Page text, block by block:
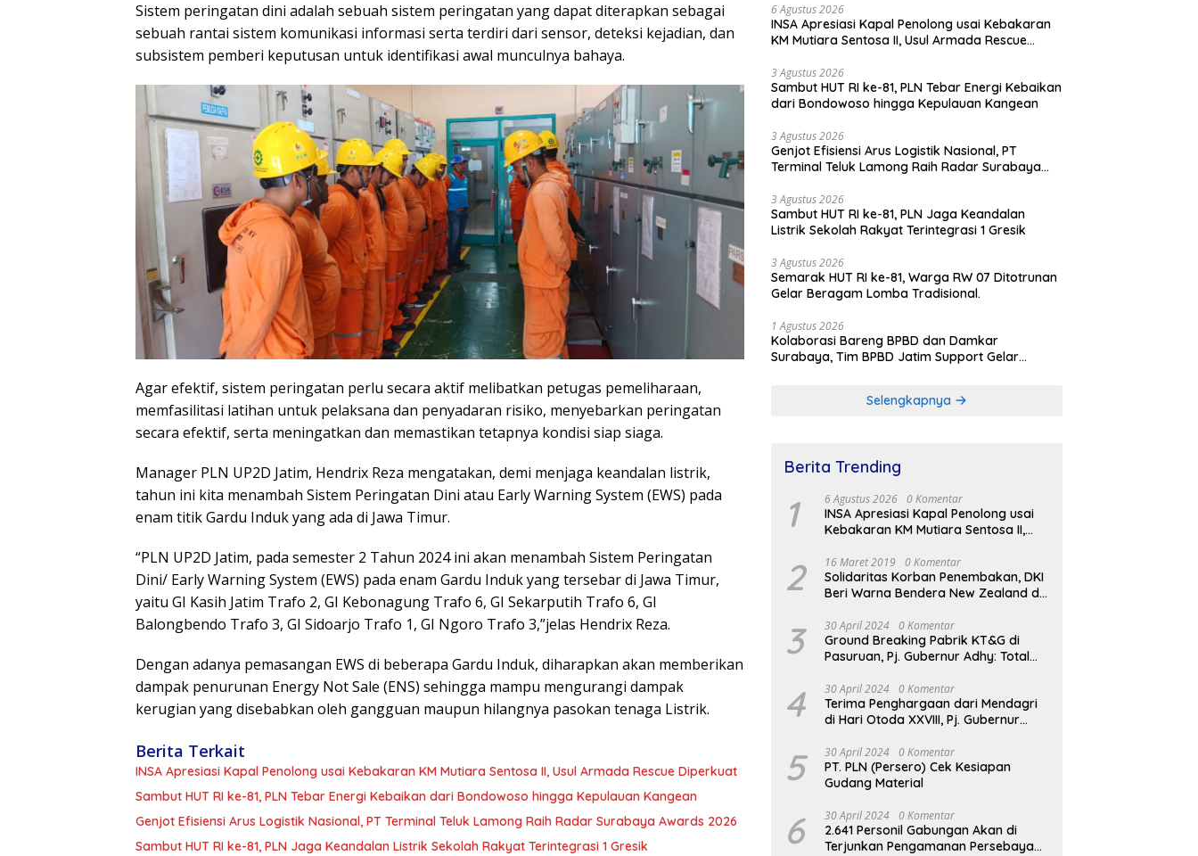
Sistem peringatan dini adalah sebuah sistem peringatan yang dapat diterapkan sebagai
sebuah rantai sistem komunikasi informasi serta terdiri dari sensor, deteksi kejadian, dan
subsistem pemberi keputusan untuk identifikasi awal munculnya bahaya.
Agar efektif, sistem peringatan perlu secara aktif melibatkan petugas pemeliharaan,
memfasilitasi latihan untuk pelaksana dan penyadaran risiko, menyebarkan peringatan
secara efektif, serta meningatkan dan memastikan tetapnya kondisi siap siaga.
Manager PLN UP2D Jatim, Hendrix Reza mengatakan, demi menjaga keandalan listrik,
tahun ini kita menambah Sistem Peringatan Dini atau Early Warning System (EWS) pada
enam titik Gardu Induk yang ada di Jawa Timur.
“PLN UP2D Jatim, pada semester 2 Tahun 2024 ini akan menambah Sistem Peringatan
Dini/ Early Warning System (EWS) pada enam Gardu Induk yang tersebar di Jawa Timur,
yaitu GI Kasih Jatim Trafo 2, GI Kebonagung Trafo 6, GI Sekarputih Trafo 6, GI
Balongbendo Trafo 3, GI Sidoarjo Trafo 1, GI Ngoro Trafo 3,”jelas Hendrix Reza.
Dengan adanya pemasangan EWS di beberapa Gardu Induk, diharapkan akan memberikan
dampak penurunan Energy Not Sale (ENS) sehingga mampu mengurangi dampak
kerugian yang disebabkan oleh gangguan maupun hilangnya pasokan tenaga Listrik.
Berita Terkait
INSA Apresiasi Kapal Penolong usai Kebakaran KM Mutiara Sentosa II, Usul Armada Rescue Diperkuat
Sambut HUT RI ke-81, PLN Tebar Energi Kebaikan dari Bondowoso hingga Kepulauan Kangean
Genjot Efisiensi Arus Logistik Nasional, PT Terminal Teluk Lamong Raih Radar Surabaya Awards 2026
Sambut HUT RI ke-81, PLN Jaga Keandalan Listrik Sekolah Rakyat Terintegrasi 1 Gresik
6 Agustus 2026
INSA Apresiasi Kapal Penolong usai Kebakaran
KM Mutiara Sentosa II, Usul Armada Rescue
3 Agustus 2026
Sambut HUT RI ke-81, PLN Tebar Energi Kebaikan
dari Bondowoso hingga Kepulauan Kangean
3 Agustus 2026
Genjot Efisiensi Arus Logistik Nasional, PT
Terminal Teluk Lamong Raih Radar Surabaya
3 Agustus 2026
Sambut HUT RI ke-81, PLN Jaga Keandalan
Listrik Sekolah Rakyat Terintegrasi 1 Gresik
3 Agustus 2026
Semarak HUT RI ke-81, Warga RW 07 Ditotrunan
Gelar Beragam Lomba Tradisional.
1 Agustus 2026
Kolaborasi Bareng BPBD dan Damkar
Surabaya, Tim BPBD Jatim Support Gelar
Selengkapnya
Berita Trending
1 6 Agustus 2026 0 Komentar
INSA Apresiasi Kapal Penolong usai
Kebakaran KM Mutiara Sentosa II,
2 16 Maret 2019 0 Komentar
Solidaritas Korban Penembakan, DKI
Beri Warna Bendera New Zealand di
3 30 April 2024 0 Komentar
Ground Breaking Pabrik KT&G di
Pasuruan, Pj. Gubernur Adhy: Total
Serap Ribuan Tenaga Kerja
4 30 April 2024 0 Komentar
Terima Penghargaan dari Mendagri
di Hari Otoda XXVIII, Pj. Gubernur
Reformasi Birokrasi Jadi Kunci
Keberhasilan Jatim
5 30 April 2024 0 Komentar
PT. PLN (Persero) Cek Kesiapan
Gudang Material
6 30 April 2024 0 Komentar
2.641 Personil Gabungan Akan di
Terjunkan Pengamanan Persebaya